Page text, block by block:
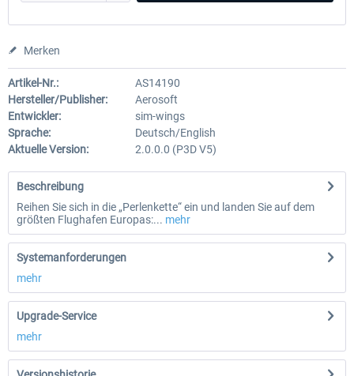
Merken
Artikel-Nr.:
AS14190
Hersteller/Publisher:
Aerosoft
Entwickler:
sim-wings
Sprache:
Deutsch/English
Aktuelle Version:
2.0.0.0 (P3D V5)
Beschreibung
Reihen Sie sich in die „Perlenkette“ ein und landen Sie auf dem
größten Flughafen Europas:... mehr
Systemanforderungen
mehr
Upgrade-Service
mehr